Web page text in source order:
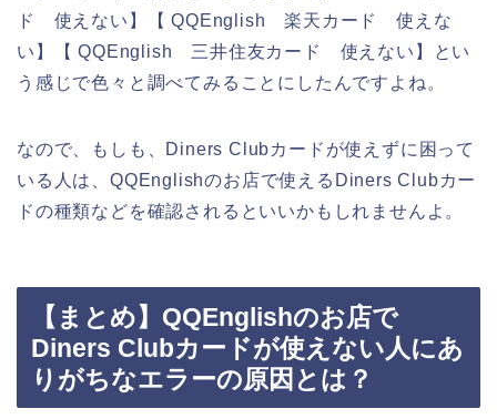
ド 使えない】【 QQEnglish 楽天カード 使えな
い】【 QQEnglish 三井住友カード 使えない】とい
う感じで色々と調べてみることにしたんですよね。
なので、もしも、Diners Clubカードが使えずに困って
いる人は、QQEnglishのお店で使えるDiners Clubカー
ドの種類などを確認されるといいかもしれませんよ。
【まとめ】QQEnglishのお店で
Diners Clubカードが使えない人にあ
りがちなエラーの原因とは？